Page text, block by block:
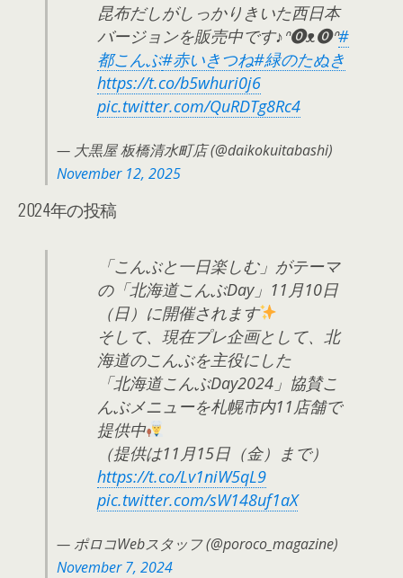
昆布だしがしっかりきいた西日本
バージョンを販売中です♪ᐢ⓿ᴥ⓿ᐢ#
都こんぶ#赤いきつね#緑のたぬき
https://t.co/b5whuri0j6
pic.twitter.com/QuRDTg8Rc4
— 大黒屋 板橋清水町店 (@daikokuitabashi)
November 12, 2025
2024年の投稿
「こんぶと一日楽しむ」がテーマ
の「北海道こんぶDay」11月10日
（日）に開催されます
そして、現在プレ企画として、北
海道のこんぶを主役にした
「北海道こんぶDay2024」協賛こ
んぶメニューを札幌市内11店舗で
提供中
（提供は11月15日（金）まで）
https://t.co/Lv1niW5qL9
pic.twitter.com/sW148uf1aX
— ポロコWebスタッフ (@poroco_magazine)
November 7, 2024